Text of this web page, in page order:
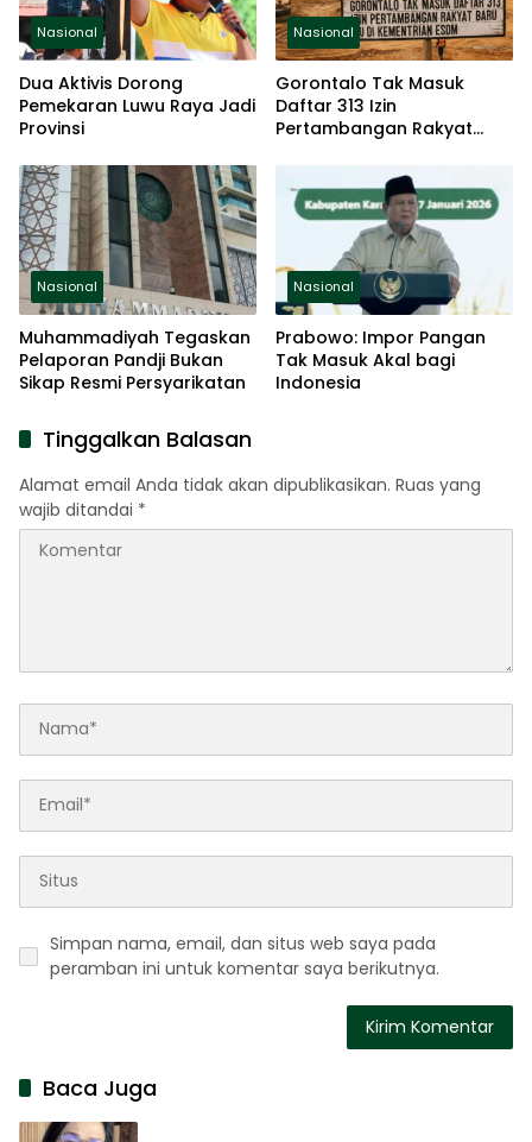
Nasional
Dua Aktivis Dorong
Pemekaran Luwu Raya Jadi
Provinsi
Nasional
Gorontalo Tak Masuk
Daftar 313 Izin
Pertambangan Rakyat
Nasional
Muhammadiyah Tegaskan
Pelaporan Pandji Bukan
Sikap Resmi Persyarikatan
Nasional
Prabowo: Impor Pangan
Tak Masuk Akal bagi
Indonesia
Tinggalkan Balasan
Alamat email Anda tidak akan dipublikasikan. Ruas yang
wajib ditandai *
Simpan nama, email, dan situs web saya pada
peramban ini untuk komentar saya berikutnya.
Baca Juga